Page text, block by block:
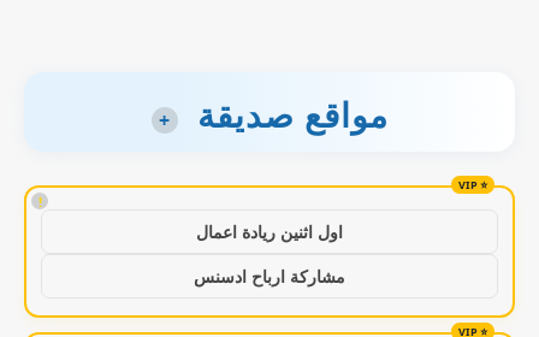
مواقع صديقة +
!
اول اثنين ريادة اعمال
مشاركة ارباح ادسنس